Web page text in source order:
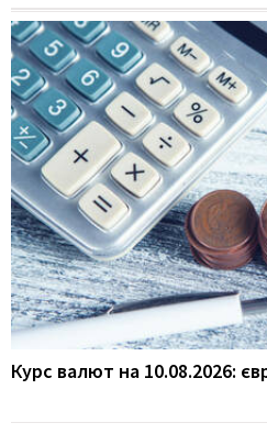
Курс валют на 10.08.2026: